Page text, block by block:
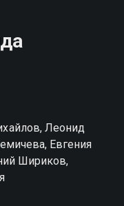
Аня искренне
от
друг друга? На
и какую позицию
ее жизнь?
Леонид
Евгения
Шириков,